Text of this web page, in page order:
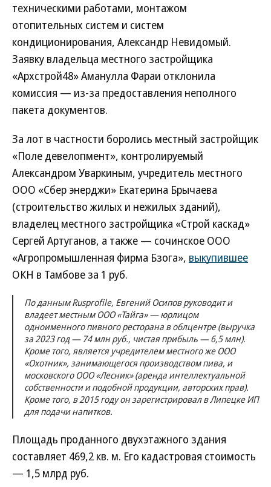
техническими работами, монтажом
отопительных систем и систем
кондиционирования, Александр Невидомый.
Заявку владельца местного застройщика
«Архстрой48» Аманулла Фараи отклонила
комиссия — из-за предоставления неполного
пакета документов.
За лот в частности боролись местный застройщик
«Поле девелопмент», контролируемый
Александром Уваркиным, учредитель местного
ООО «Сбер энерджи» Екатерина Брычаева
(строительство жилых и нежилых зданий),
владелец местного застройщика «Строй каскад»
Сергей Артуганов, а также — сочинское ООО
«Агропромышленная фирма Бзога», выкупившее
ОКН в Тамбове за 1 руб.
По данным Rusprofile, Евгений Осипов руководит и
владеет местным ООО «Тайга» — юрлицом
одноименного пивного ресторана в облцентре (выручка
за 2023 год — 74 млн руб., чистая прибыль — 6,5 млн).
Кроме того, является учредителем местного же ООО
«Охотник», занимающегося производством пива, и
московского ООО «Лесник» (аренда интеллектуальной
собственности и подобной продукции, авторских прав).
Кроме того, в 2015 году он зарегистрировал в Липецке ИП
для подачи напитков.
Площадь проданного двухэтажного здания
составляет 469,2 кв. м. Его кадастровая стоимость
— 1,5 млрд руб.